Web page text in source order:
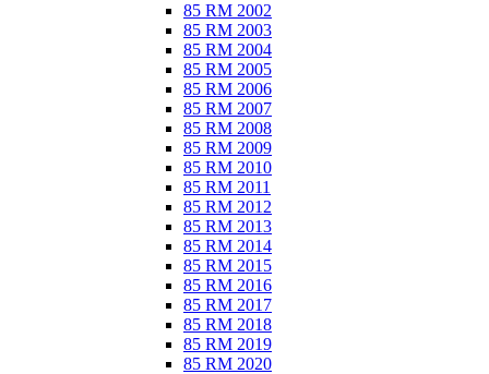
85 RM 2002
85 RM 2003
85 RM 2004
85 RM 2005
85 RM 2006
85 RM 2007
85 RM 2008
85 RM 2009
85 RM 2010
85 RM 2011
85 RM 2012
85 RM 2013
85 RM 2014
85 RM 2015
85 RM 2016
85 RM 2017
85 RM 2018
85 RM 2019
85 RM 2020